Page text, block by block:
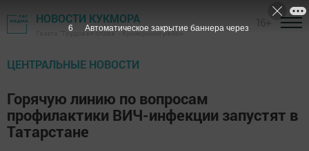
НОВОСТИ КУКМОРА
Газета "Трудовая слава" - Кукморский район
ЦЕНТРАЛЬНЫЕ НОВОСТИ
Горячую линию по вопросам
профилактики ВИЧ-инфекции запустят в
Татарстане
4 Автоматическое закрытие баннера через